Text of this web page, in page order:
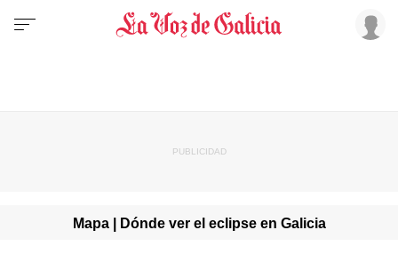
Mapa | Dónde ver el eclipse en Galicia